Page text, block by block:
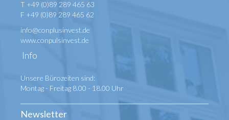
T +49 (0)89 289 465 63
F +49 (0)89 289 465 62
info@conplusinvest.de
www.conpulsinvest.de
Info
Unsere Bürozeiten sind:
Montag - Freitag 8.00 - 18.00 Uhr
Newsletter